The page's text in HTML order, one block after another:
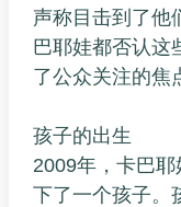
声称目击到了他
巴耶娃都否认这
了公众关注的焦
孩子的出生
2009年，卡巴
下了一个孩子。